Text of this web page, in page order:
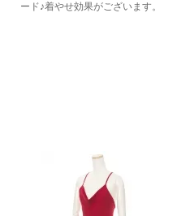
ード♪着やせ効果がございます。